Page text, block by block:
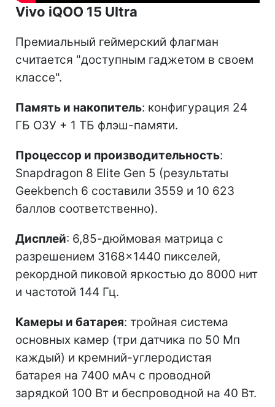
Vivo iQOO 15 Ultra
Премиальный геймерский флагман
считается "доступным гаджетом в своем
классе".
Память и накопитель: конфигурация 24
ГБ ОЗУ + 1 ТБ флэш-памяти.
Процессор и производительность:
Snapdragon 8 Elite Gen 5 (результаты
Geekbench 6 составили 3559 и 10 623
баллов соответственно).
Дисплей: 6,85-дюймовая матрица с
разрешением 3168×1440 пикселей,
рекордной пиковой яркостью до 8000 нит
и частотой 144 Гц.
Камеры и батарея: тройная система
основных камер (три датчика по 50 Мп
каждый) и кремний-углеродистая
батарея на 7400 мАч с проводной
зарядкой 100 Вт и беспроводной на 40 Вт.